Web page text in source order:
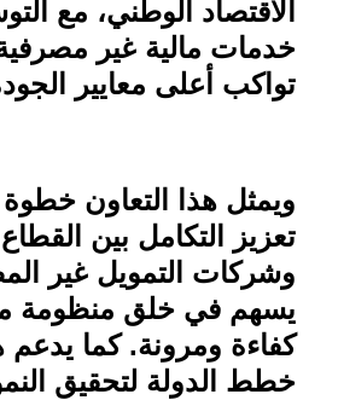
الاقتصاد الوطني، مع
خدمات مالية غير
تواكب أعلى معايير
ويمثل هذا التعاون
تعزيز التكامل بين
وشركات التمويل غير
يسهم في خلق منظومة
كفاءة ومرونة. كما يدعم
خطط الدولة لتحقيق